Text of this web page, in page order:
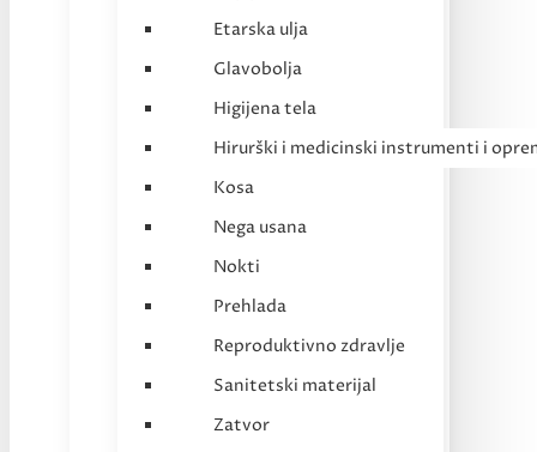
Etarska ulja
Glavobolja
Higijena tela
Hirurški i medicinski instrumenti i
Kosa
Nega usana
Nokti
Prehlada
Reproduktivno zdravlje
Sanitetski materijal
Zatvor